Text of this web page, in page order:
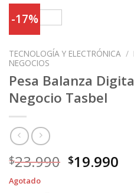
-17%
TECNOLOGÍA Y ELECTRÓNICA /
NEGOCIOS
Pesa Balanza
Negocio Tasbel
$23.990 El
$19.990
Agotado